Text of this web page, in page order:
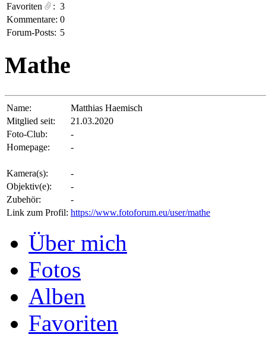
Favoriten
: 3
Kommentare: 0
Forum-Posts: 5
Mathe
Name:
Matthias Haemisch
Mitglied seit:
21.03.2020
Foto-Club:
-
Homepage:
-
Kamera(s):
-
Objektiv(e):
-
Zubehör:
-
Link zum Profil: https://www.fotoforum.eu/user/mathe
Über mich
Fotos
Alben
Favoriten